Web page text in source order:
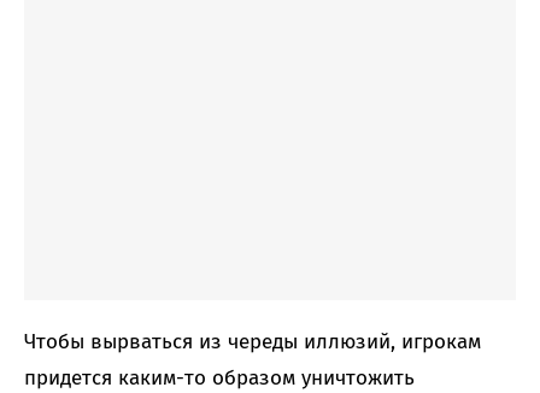
Чтобы вырваться из череды иллюзий, игрокам
придется каким-то образом уничтожить